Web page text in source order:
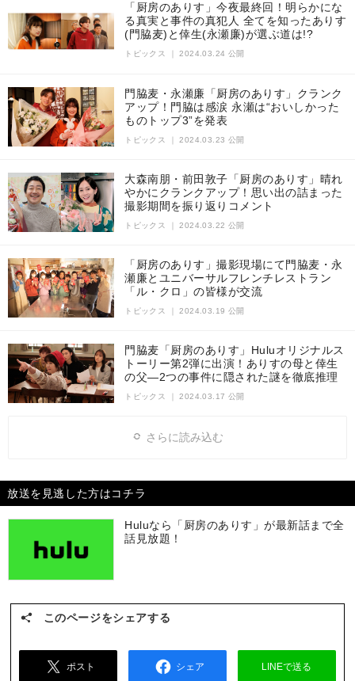
「厨房のありす」今夜最終回！明らかにな
る真実と事件の真犯人 全てを知ったありす
(門脇麦)と倖生(永瀬廉)が選ぶ道は!?
トピックス 2024.03.24 公開
門脇麦・永瀬廉「厨房のありす」クランク
アップ！門脇は感涙 永瀬は“おいしかった
ものトップ3”を発表
トピックス 2024.03.23 公開
大森南朋・前田敦子「厨房のありす」晴れ
やかにクランクアップ！思い出の詰まった
撮影期間を振り返りコメント
トピックス 2024.03.22 公開
「厨房のありす」撮影現場にて門脇麦・永
瀬廉とユニバーサルフレンチレストラン
「ル・クロ」の皆様が交流
トピックス 2024.03.19 公開
門脇麦「厨房のありす」Huluオリジナルス
トーリー第2弾に出演！ありすの母と倖生
の父―2つの事件に隠された謎を徹底推理
トピックス 2024.03.17 公開
さらに読み込む
放送を見逃した方はコチラ
Huluなら「厨房のありす」が最新話まで全
話見放題！
このページをシェアする
ポスト シェア LINEで送る